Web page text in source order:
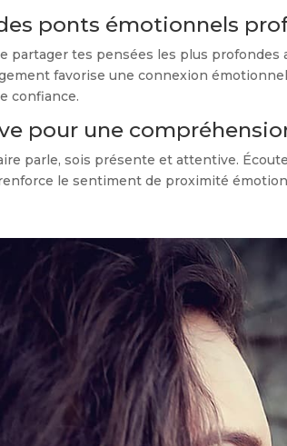
ponts émotionnels
partager tes pensées les plus profondes
favorise une connexion
confiance.
pour une
parle, sois présente et attentive.
le sentiment de proximité